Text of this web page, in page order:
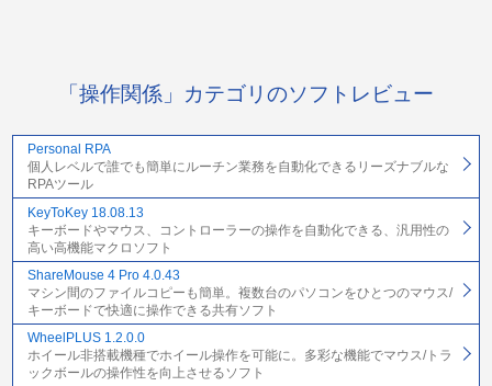
「操作関係」カテゴリのソフトレビュー
Personal RPA
個人レベルで誰でも簡単にルーチン業務を自動化できるリーズナブルな
RPAツール
KeyToKey 18.08.13
キーボードやマウス、コントローラーの操作を自動化できる、汎用性の
高い高機能マクロソフト
ShareMouse 4 Pro 4.0.43
マシン間のファイルコピーも簡単。複数台のパソコンをひとつのマウス/
キーボードで快適に操作できる共有ソフト
WheelPLUS 1.2.0.0
ホイール非搭載機種でホイール操作を可能に。多彩な機能でマウス/トラ
ックボールの操作性を向上させるソフト